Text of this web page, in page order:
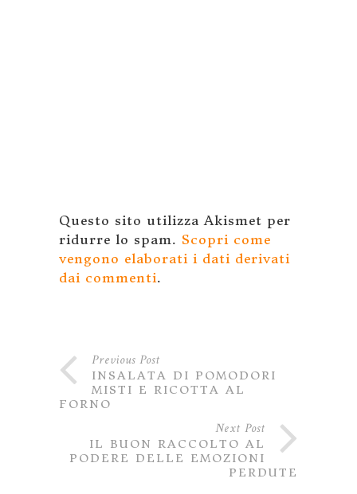
Questo sito utilizza Akismet per
ridurre lo spam. Scopri come
vengono elaborati i dati derivati
dai commenti.
Previous Post
INSALATA DI POMODORI
MISTI E RICOTTA AL
FORNO
Next Post
IL BUON RACCOLTO AL
PODERE DELLE EMOZIONI
PERDUTE